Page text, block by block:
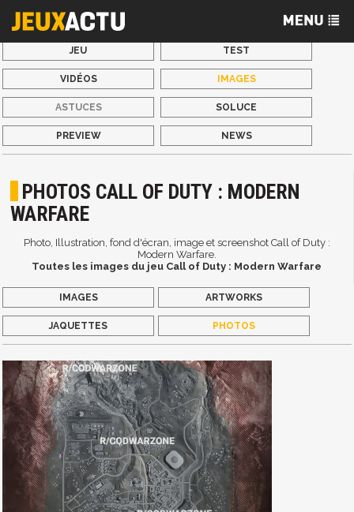
JEU TEST
VIDÉOS IMAGES
ASTUCES SOLUCE
PREVIEW NEWS
PHOTOS CALL OF DUTY : MODERN
WARFARE
Photo, Illustration, fond d'écran, image et screenshot Call of Duty :
Modern Warfare.
Toutes les images du jeu Call of Duty : Modern Warfare
IMAGES ARTWORKS
JAQUETTES PHOTOS